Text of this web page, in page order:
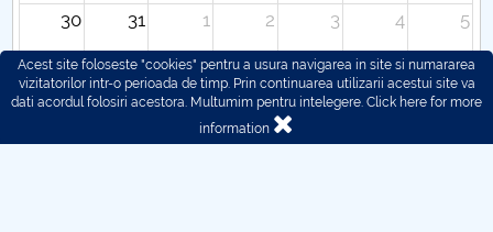
30 31 1 2 3 4 5
Acest site foloseste "cookies" pentru a usura navigarea in site si numararea
vizitatorilor intr-o perioada de timp. Prin continuarea utilizarii acestui site va
dati acordul folosiri acestora. Multumim pentru intelegere. Click here for more
information